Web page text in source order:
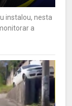
instalou, nesta
a